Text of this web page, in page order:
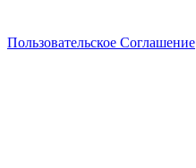
Пользовательское Соглашение